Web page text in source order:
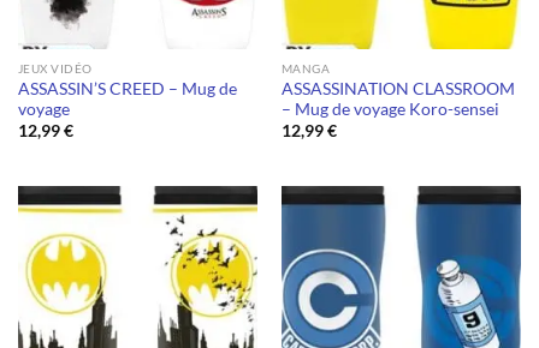
JEUX VIDÉO
ASSASSIN’S CREED – Mug de
voyage
12,99€
MANGA
ASSASSINATION CLASSROOM
– Mug de voyage Koro-sensei
12,99€